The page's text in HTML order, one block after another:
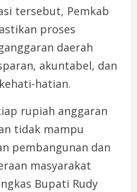
tersebut, Pemkab
proses
daerah
akuntabel, dan
hatian.
rupiah anggaran
tidak mampu
pembangunan dan
masyarakat
Bupati Rudy